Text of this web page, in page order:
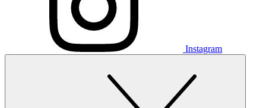
Instagram